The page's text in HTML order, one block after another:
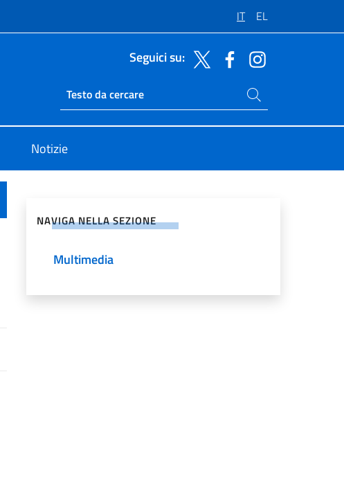
IT EL
Seguici su:
Ricerca sito live
Cerca nel sito
Notizie
NAVIGA NELLA SEZIONE
Multimedia